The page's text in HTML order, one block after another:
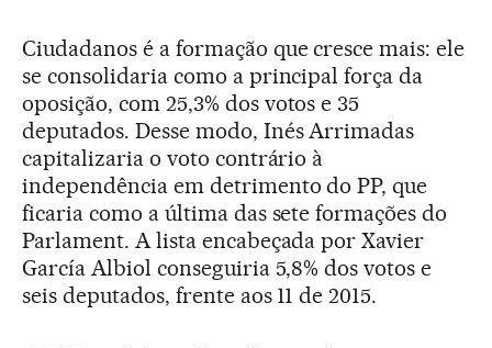
Ciudadanos é a formação que cresce mais: ele
se consolidaria como a principal força da
oposição, com 25,3% dos votos e 35
deputados. Desse modo, Inés Arrimadas
capitalizaria o voto contrário à
independência em detrimento do PP, que
ficaria como a última das sete formações do
Parlament. A lista encabeçada por Xavier
García Albiol conseguiria 5,8% dos votos e
seis deputados, frente aos 11 de 2015.